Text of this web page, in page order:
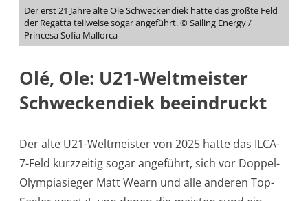
Der erst 21 Jahre alte Ole Schweckendiek hatte das größte Feld
der Regatta teilweise sogar angeführt. © Sailing Energy /
Princesa Sofía Mallorca
Olé, Ole: U21-Weltmeister
Schweckendiek beeindruckt
Der alte U21-Weltmeister von 2025 hatte das ILCA-
7-Feld kurzzeitig sogar angeführt, sich vor Doppel-
Olympiasieger Matt Wearn und alle anderen Top-